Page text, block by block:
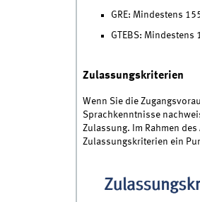
GRE: Mindestens
GTEBS: Mindestens
Zulassungskriterien
Wenn Sie die
Sprachkenntnisse
Zulassung. Im Rahmen
Zulassungskriterien ein